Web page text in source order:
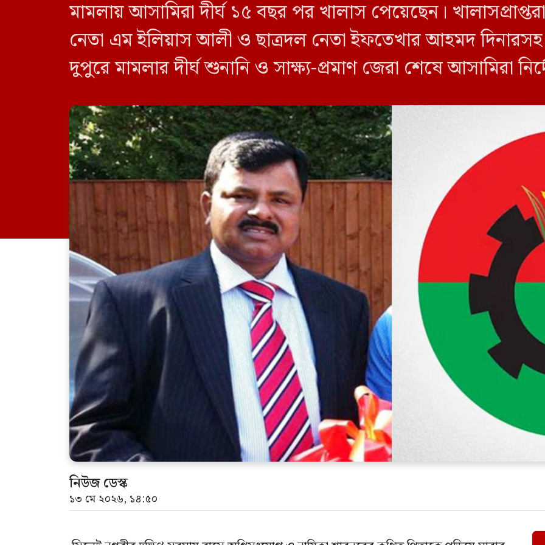
মামলায় আসামিরা দীর্ঘ ১৫ বছর পর খালাস পেয়েছেন।
নেতা এম ইলিয়াস আলী ও ছাত্রদল নেতা ইফতেখার আহমদ
দুপুরে মামলার দীর্ঘ শুনানি ও সাক্ষ্য-প্রমাণ জেরা শেষে আসামিরা
নিউজ ডেস্ক
১৩ মে ২০২৬, ১৪:৫০